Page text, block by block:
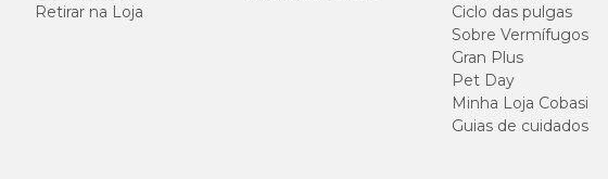
em cães que sofrem com infestação de parasitas. Porém, o fabricante alerta para não
Retirar na Loja
Ciclo das pulgas
Sobre Vermífugos
Gran Plus
Pet Day
Minha Loja Cobasi
Guias de cuidados